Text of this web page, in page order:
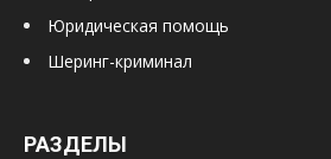
Юридическая помощь
Шеринг-криминал
РАЗДЕЛЫ